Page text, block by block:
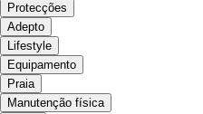
Protecções
Adepto
Lifestyle
Equipamento
Praia
Manutenção física